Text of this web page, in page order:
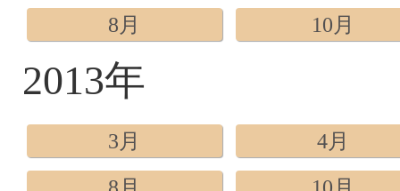
8月
10月
2013年
3月
4月